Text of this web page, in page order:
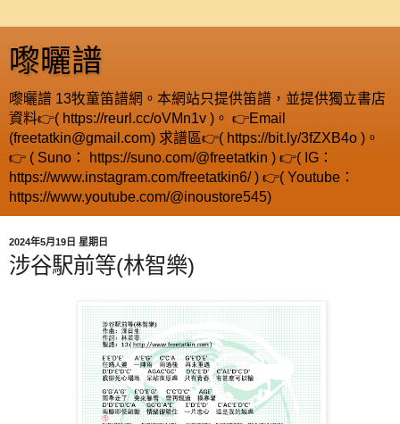
嚟曬譜
嚟曬譜 13牧童笛譜網。本網站只提供笛譜，並提供獨立書店
資料👉( https://reurl.cc/oVMn1v )。 👉Email
(freetatkin@gmail.com) 求譜區👉( https://bit.ly/3fZXB4o )。
👉 ( Suno： https://suno.com/@freetatkin ) 👉( IG：
https://www.instagram.com/freetatkin6/ ) 👉( Youtube：
https://www.youtube.com/@inoustore545)
2024年5月19日 星期日
涉谷駅前等(林智樂)